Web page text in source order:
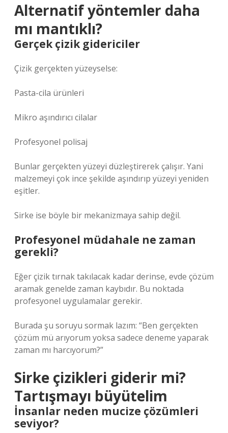
Alternatif yöntemler daha
mı mantıklı?
Gerçek çizik gidericiler
Çizik gerçekten yüzeyselse:
Pasta-cila ürünleri
Mikro aşındırıcı cilalar
Profesyonel polisaj
Bunlar gerçekten yüzeyi düzleştirerek çalışır. Yani
malzemeyi çok ince şekilde aşındırıp yüzeyi yeniden
eşitler.
Sirke ise böyle bir mekanizmaya sahip değil.
Profesyonel müdahale ne zaman
gerekli?
Eğer çizik tırnak takılacak kadar derinse, evde çözüm
aramak genelde zaman kaybıdır. Bu noktada
profesyonel uygulamalar gerekir.
Burada şu soruyu sormak lazım: “Ben gerçekten
çözüm mü arıyorum yoksa sadece deneme yaparak
zaman mı harcıyorum?”
Sirke çizikleri giderir mi?
Tartışmayı büyütelim
İnsanlar neden mucize çözümleri
seviyor?